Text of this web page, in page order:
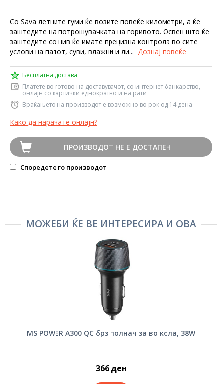
Со Sava летните гуми ќе возите повеќе километри, а ќе
заштедите на потрошувачката на горивото. Освен што ќе
заштедите со нив ќе имате прецизна контрола во сите
услови на патот, суви, влажни и ли... Дознај повеќе
Бесплатна достава
Платете во готово на доставувачот, со интернет банкарство,
онлајн со картички еднократно и на рати
Враќањето на производот е возможно во рок од 14 дена
Како да нарачате онлајн?
ПРОИЗВОДОТ НЕ Е ДОСТАПЕН
Споредете го производот
МОЖЕБИ ЌЕ ВЕ ИНТЕРЕСИРА И ОВА
MS POWER A300 QC брз полнач за во кола, 38W
366 ден